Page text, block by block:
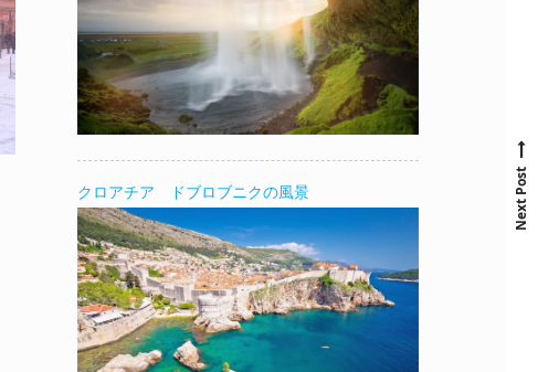
Next Post
クロアチア ドブロブニクの風景